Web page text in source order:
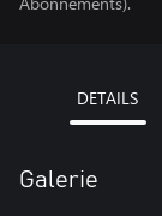
DETAILS
Galerie